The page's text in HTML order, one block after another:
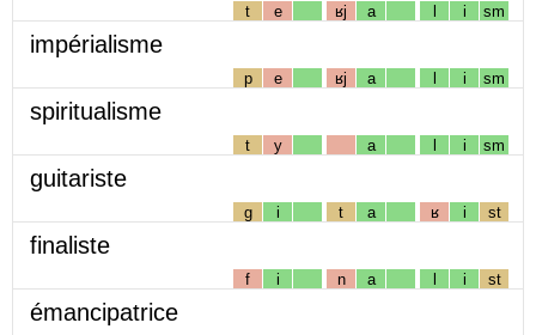
t e ʁj a l i sm
impérialisme
p e ʁj a l i sm
spiritualisme
t y a l i sm
guitariste
g i t a ʁ i st
finaliste
f i n a l i st
émancipatrice